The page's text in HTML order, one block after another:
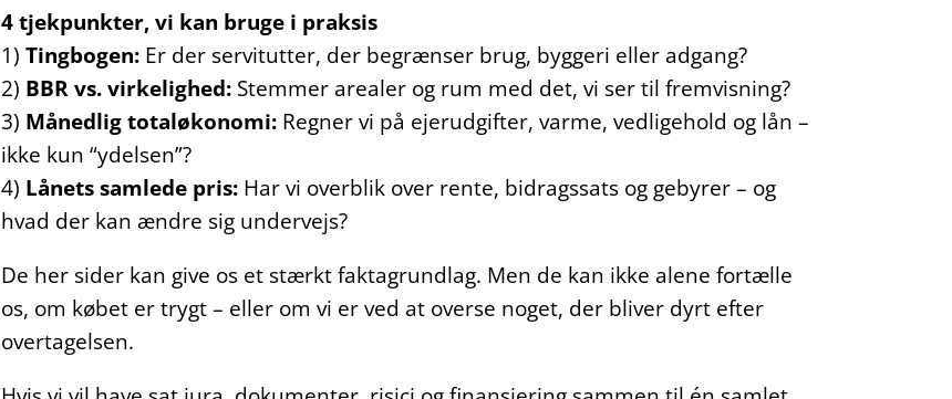
4 tjekpunkter, vi kan bruge i praksis
1) Tingbogen:Er der servitutter, der begrænser brug, byggeri eller adgang?
2) BBR vs. virkelighed:Stemmer arealer og rum med det, vi ser til fremvisning?
3) Månedlig totaløkonomi:Regner vi på ejerudgifter, varme, vedligehold og lån –
ikke kun “ydelsen”?
4) Lånets samlede pris:Har vi overblik over rente, bidragssats og gebyrer – og
hvad der kan ændre sig undervejs?
De her sider kan give os et stærkt faktagrundlag. Men de kan ikke alene fortælle
os, om købet er trygt – eller om vi er ved at overse noget, der bliver dyrt efter
overtagelsen.